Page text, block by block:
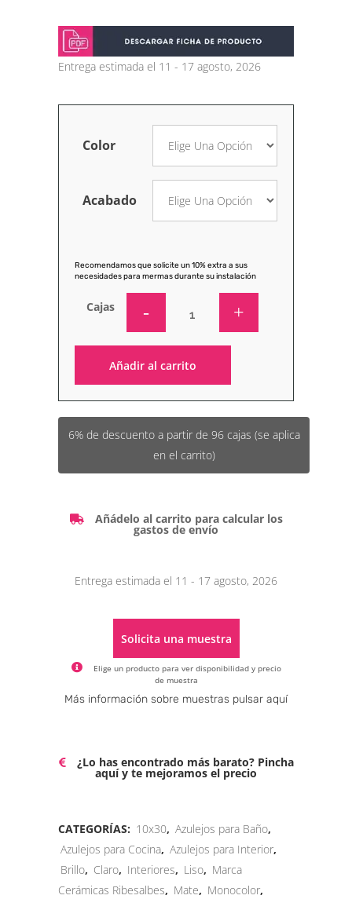
Entrega estimada el 11 - 17 agosto, 2026
Color
Acabado
Recomendamos que solicite un 10% extra a sus
necesidades para mermas durante su instalación
Cajas
Añadir al carrito
6% de descuento a partir de 96 cajas (se aplica
en el carrito)
Añádelo al carrito para calcular los
gastos de envío
Entrega estimada el 11 - 17 agosto, 2026
Solicita una muestra
Elige un producto para ver disponibilidad y precio
de muestra
Alternative:
Más información sobre muestras pulsar aquí
¿Lo has encontrado más barato? Pincha
aquí y te mejoramos el precio
CATEGORÍAS: 10x30, Azulejos para Baño,
Azulejos para Cocina, Azulejos para Interior,
Brillo, Claro, Interiores, Liso, Marca
Cerámicas Ribesalbes, Mate, Monocolor,